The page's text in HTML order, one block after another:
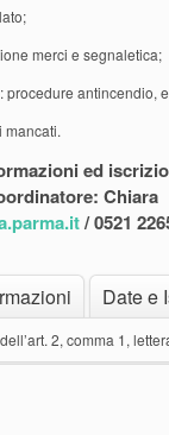
merci e segnaletica;
procedure antincendio,
mancati.
ed
Chiara
/ 0521
Date e
2, comma 1,